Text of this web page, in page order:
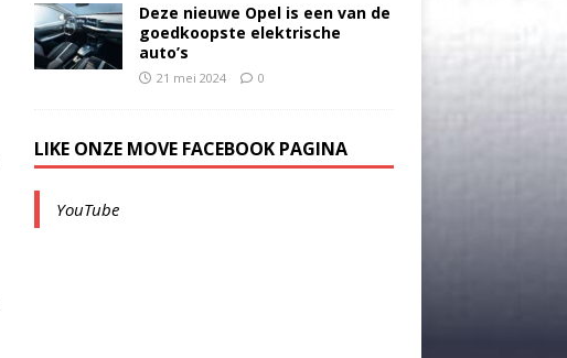
Deze nieuwe Opel is een van de
goedkoopste elektrische
auto’s
21 mei 2024 0
LIKE ONZE MOVE FACEBOOK PAGINA
YouTube